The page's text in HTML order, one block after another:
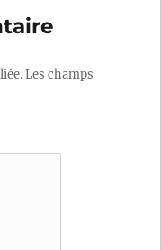
Les champs